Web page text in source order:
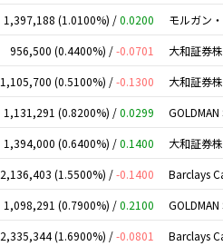
1,397,188 (1.0100%) /0.0200 モルガン
956,500 (0.4400%) /-0.0701 大和証券
1,105,700 (0.5100%) /-0.1300 大和証券
1,131,291 (0.8200%) /0.0299 GOLDMAN
1,394,000 (0.6400%) /0.1400 大和証券
2,136,403 (1.5500%) /-0.1400 Barclays
1,098,291 (0.7900%) /0.2100 GOLDMAN
2,335,344 (1.6900%) /-0.0801 Barclays